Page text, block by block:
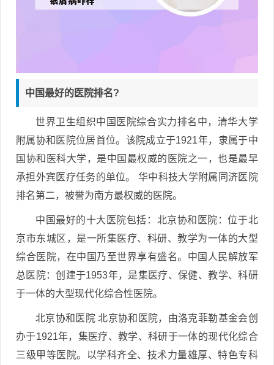
中国最好的医院排名?
世界卫生组织中国医院综合实力排名中，清华大学
附属协和医院位居首位。该院成立于1921年，隶属于中
国协和医科大学，是中国最权威的医院之一，也是最早
承担外宾医疗任务的单位。 华中科技大学附属同济医院
排名第二，被誉为南方最权威的医院。
中国最好的十大医院包括：北京协和医院：位于北
京市东城区，是一所集医疗、科研、教学为一体的大型
综合医院，在中国乃至世界享有盛名。中国人民解放军
总医院：创建于1953年，是集医疗、保健、教学、科研
于一体的大型现代化综合性医院。
北京协和医院 北京协和医院，由洛克菲勒基金会创
办于1921年，集医疗、教学、科研于一体的现代化综合
三级甲等医院。以学科齐全、技术力量雄厚、特色专科